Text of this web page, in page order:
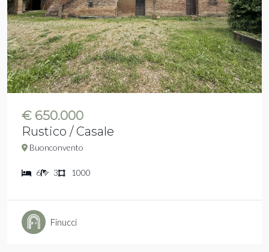
€ 650.000
Rustico / Casale
Buonconvento
6 3 1000
Finucci